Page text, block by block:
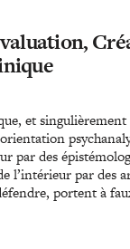
et singulièrement
par des
l’intérieur par des
portent à